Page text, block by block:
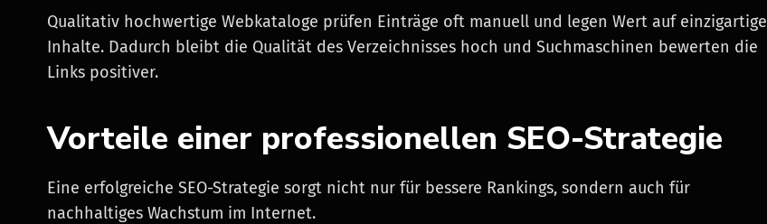
Qualitativ hochwertige Webkataloge prüfen Einträge oft manuell und legen Wert auf einzigartige
Inhalte. Dadurch bleibt die Qualität des Verzeichnisses hoch und Suchmaschinen bewerten die
Links positiver.
Vorteile einer professionellen SEO-Strategie
Eine erfolgreiche SEO-Strategie sorgt nicht nur für bessere Rankings, sondern auch für
nachhaltiges Wachstum im Internet.